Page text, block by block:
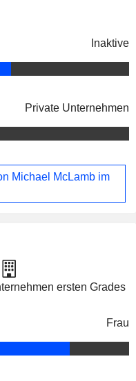
Inaktive
Private Unternehmen
Michael McLamb im
ersten Grades
Frau